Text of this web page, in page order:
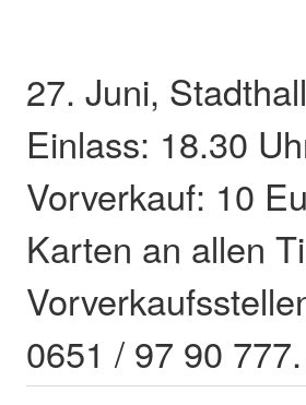
27. Juni,
Einlass: 18.30
Vorverkauf: 10
Karten an allen
0651 / 97 90